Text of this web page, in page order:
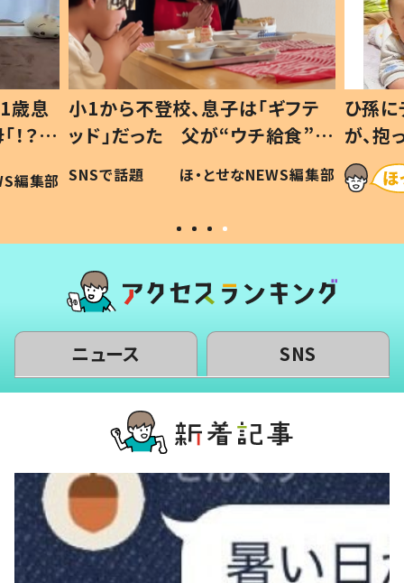
歳息
？」
編集部
小1から不登校、息子は「ギフテ
ッド」だった 父が“ウチ給食”を
作り続ける理由とは #令和の親
#令和の子
SNSで話題 ほ・とせなNEWS編集部
ひ孫
が、
「涙が
い」
ニュース SNS